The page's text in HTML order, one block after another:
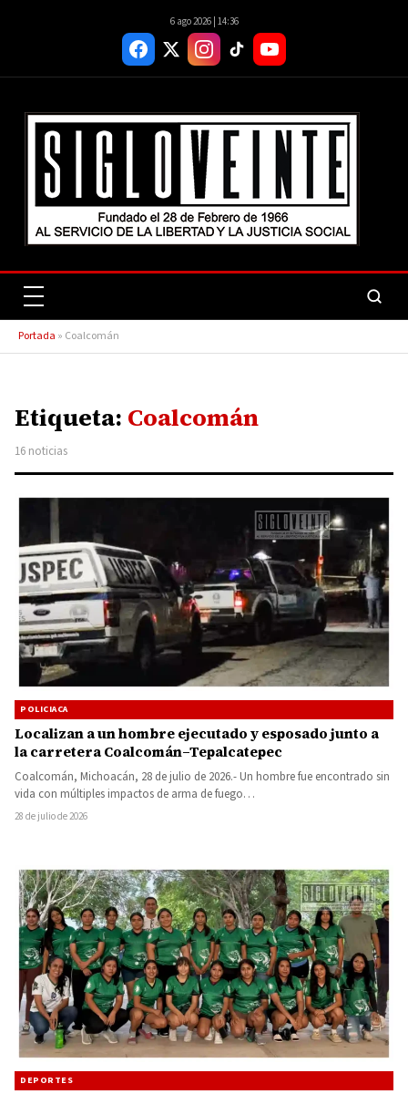
6 ago 2026 | 14:36
Portada » Coalcomán
Etiqueta: Coalcomán
16 noticias
POLICIACA
Localizan a un hombre ejecutado y esposado junto a
la carretera Coalcomán–Tepalcatepec
Coalcomán, Michoacán, 28 de julio de 2026.- Un hombre fue encontrado sin
vida con múltiples impactos de arma de fuego…
28 de julio de 2026
DEPORTES